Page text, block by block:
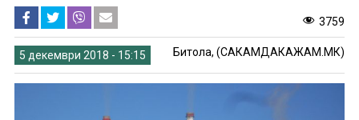
3759
5 декември 2018 - 15:15 Битола, (САКАМДАКАЖАМ.МК)